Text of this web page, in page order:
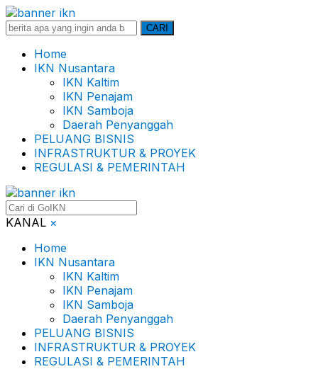
Search
CARI
Home
IKN Nusantara
IKN Kaltim
IKN Penajam
IKN Samboja
Daerah Penyanggah
PELUANG BISNIS
INFRASTRUKTUR & PROYEK
REGULASI & PEMERINTAH
KANAL ×
Home
IKN Nusantara
IKN Kaltim
IKN Penajam
IKN Samboja
Daerah Penyanggah
PELUANG BISNIS
INFRASTRUKTUR & PROYEK
REGULASI & PEMERINTAH